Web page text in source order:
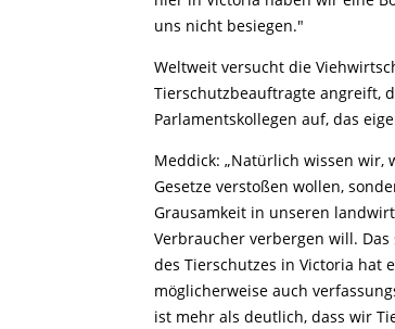
uns nicht besiegen."
Weltweit versucht die
Tierschutzbeauftragte angreift,
Parlamentskollegen auf, das
Meddick: „Natürlich wissen wir,
Gesetze verstoßen wollen,
Grausamkeit in unseren
Verbraucher verbergen will.
des Tierschutzes in Victoria hat
möglicherweise auch
ist mehr als deutlich, dass wir